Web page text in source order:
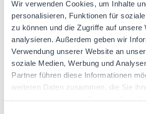
Wir verwenden Cookies, um Inhalte
personalisieren, Funktionen für
zu können und die Zugriffe auf unsere
analysieren. Außerdem geben wir
Verwendung unserer Website an
soziale Medien, Werbung und
Partner führen diese Informationen
weiteren Daten zusammen, die Sie
Der Rückgang bei ersteren
bescheidener aus, was darauf
viele Ladendiebstähle
angezeigt wurden. Eine
den aktuellen Krisenzeiten
sind Einsparungen bei
Detekteien, die normalerweise
Anzeige bringen.